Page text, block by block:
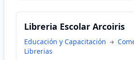
Libreria Escolar Arcoiris
Educación y Capacitación
Librerias